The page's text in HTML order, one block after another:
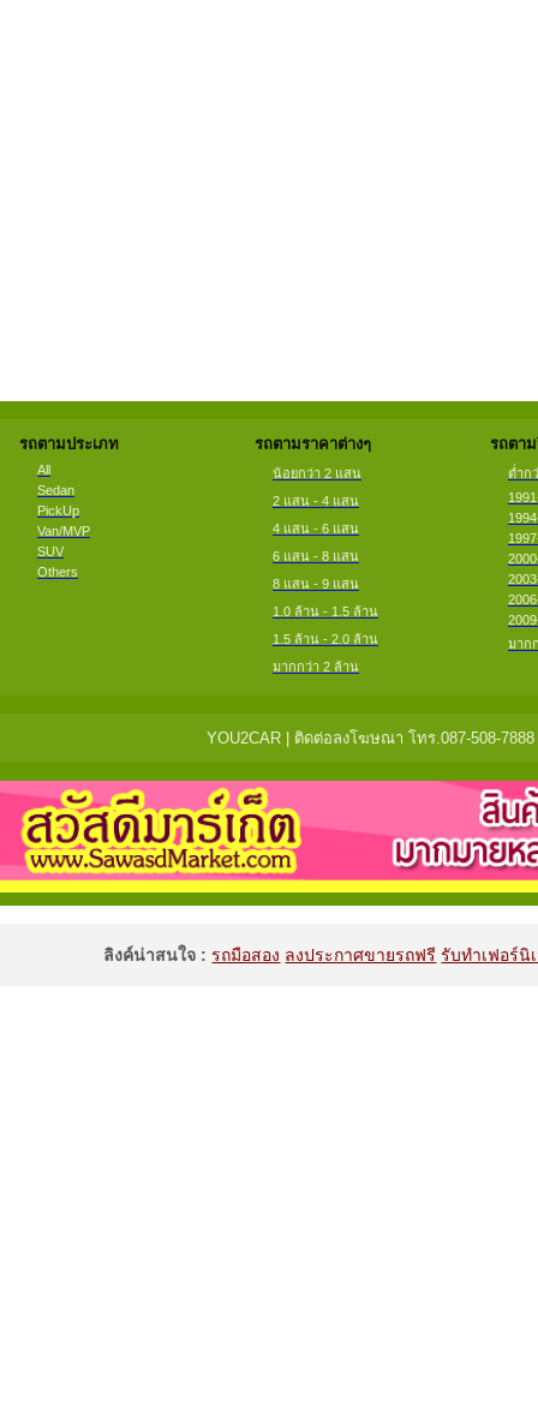
รถตามประเภท
All
Sedan
PickUp
Van/MVP
SUV
Others
รถตามราคาต่างๆ
น้อยกว่า 2 แสน
2 แสน - 4 แสน
4 แสน - 6 แสน
6 แสน - 8 แสน
8 แสน - 9 แสน
1.0 ล้าน - 1.5 ล้าน
1.5 ล้าน - 2.0 ล้าน
มากกว่า 2 ล้าน
รถตา
ต่ำก
มาก
YOU2CAR | ติดต่อลงโฆษณา โทร.087-508-
ลิงค์น่าสนใจ :รถมือสอง ลงประกาศขายรถฟรี รับทำเฟอร์นิ